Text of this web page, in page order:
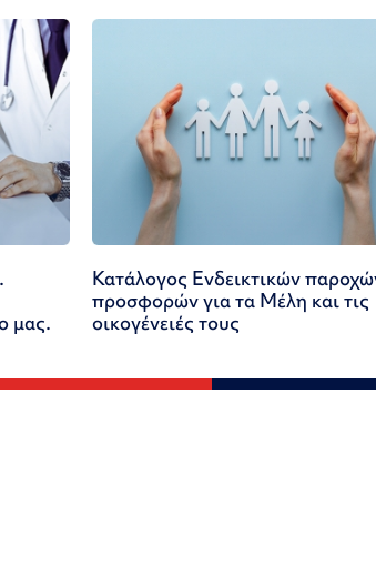
μας.
Κατάλογος Ενδεικτικών
προσφορών για τα Μέλη και τις
οικογένειές τους